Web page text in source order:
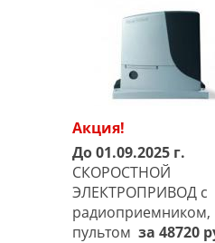
Акция!
До 01.09.2025 г.
СКОРОСТНОЙ
ЭЛЕКТРОПРИВОД с
радиоприемником,
пультом за 48720